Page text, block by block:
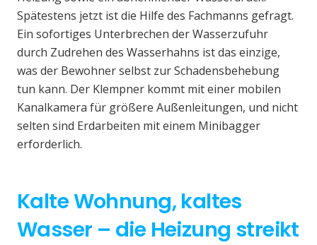
Spätestens jetzt ist die Hilfe des Fachmanns gefragt.
Ein sofortiges Unterbrechen der Wasserzufuhr
durch Zudrehen des Wasserhahns ist das einzige,
was der Bewohner selbst zur Schadensbehebung
tun kann. Der Klempner kommt mit einer mobilen
Kanalkamera für größere Außenleitungen, und nicht
selten sind Erdarbeiten mit einem Minibagger
erforderlich.
Kalte Wohnung, kaltes
Wasser – die Heizung streikt